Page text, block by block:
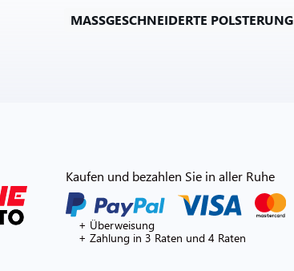
MASSGESCHNEIDERTE POLSTERUNG
Kaufen und bezahlen Sie in aller Ruhe
+ Überweisung
+ Zahlung in 3 Raten und 4 Raten